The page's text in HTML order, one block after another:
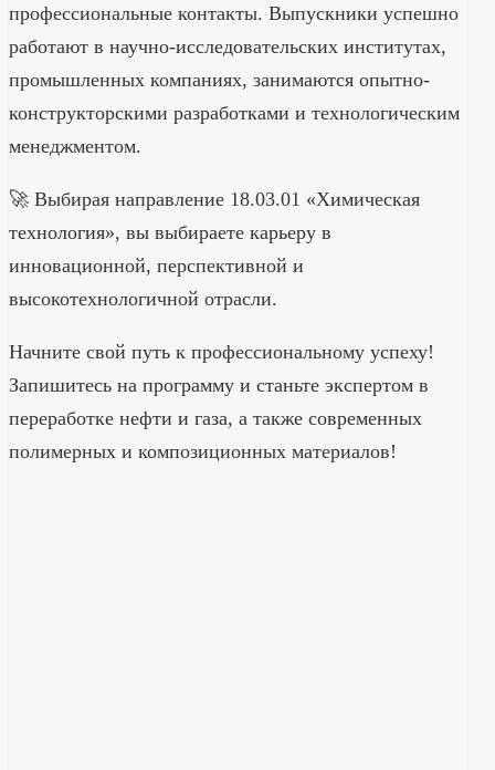
профессиональные контакты. Выпускники успешно
работают в научно-исследовательских институтах,
промышленных компаниях, занимаются опытно-
конструкторскими разработками и технологическим
менеджментом.
🚀 Выбирая направление 18.03.01 «Химическая
технология», вы выбираете карьеру в
инновационной, перспективной и
высокотехнологичной отрасли.
Начните свой путь к профессиональному успеху!
Запишитесь на программу и станьте экспертом в
переработке нефти и газа, а также современных
полимерных и композиционных материалов!